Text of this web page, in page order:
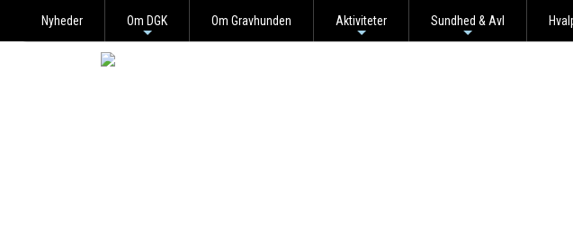
Nyheder Om DGK Om Gravhunden Aktiviteter Sundhed & Avl